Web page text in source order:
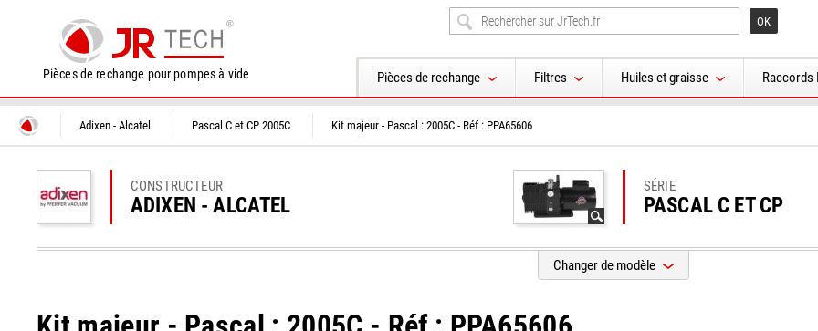
Pièces de rechange pour pompes à vide Pièces de rechange Filtres Huiles et graisse Raccords
Adixen - Alcatel Pascal C et CP 2005C Kit majeur - Pascal : 2005C - Réf : PPA65606
CONSTRUCTEUR
ADIXEN - ALCATEL
SÉRIE
PASCAL C ET CP
Changer de modèle